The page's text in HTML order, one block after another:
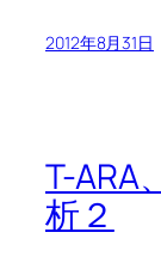
2012年8月31日
T-ARA
析２